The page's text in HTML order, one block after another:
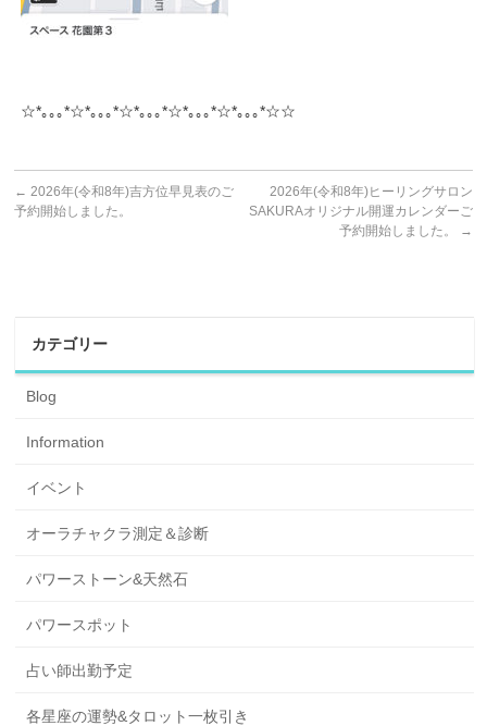
☆*｡｡｡*☆*｡｡｡*☆*｡｡｡*☆*｡｡｡*☆*｡｡｡*☆☆
← 2026年(令和8年)吉方位早見表のご
予約開始しました。
2026年(令和8年)ヒーリングサロン
SAKURAオリジナル開運カレンダーご
予約開始しました。
→
カテゴリー
Blog
Information
イベント
オーラチャクラ測定＆診断
パワーストーン&天然石
パワースポット
占い師出勤予定
各星座の運勢&タロット一枚引き